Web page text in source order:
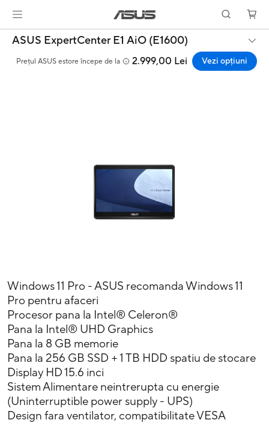
ASUS ExpertCenter E1 AiO (E1600)
Prețul ASUS estore începe de la 2.999,00 Lei Vezi opțiuni
Windows 11 Pro - ASUS recomanda Windows 11
Pro pentru afaceri
Procesor pana la Intel® Celeron®
Pana la Intel® UHD Graphics
Pana la 8 GB memorie
Pana la 256 GB SSD + 1 TB HDD spatiu de stocare
Display HD 15.6 inci
Sistem Alimentare neintrerupta cu energie
(Uninterruptible power supply - UPS)
Design fara ventilator, compatibilitate VESA